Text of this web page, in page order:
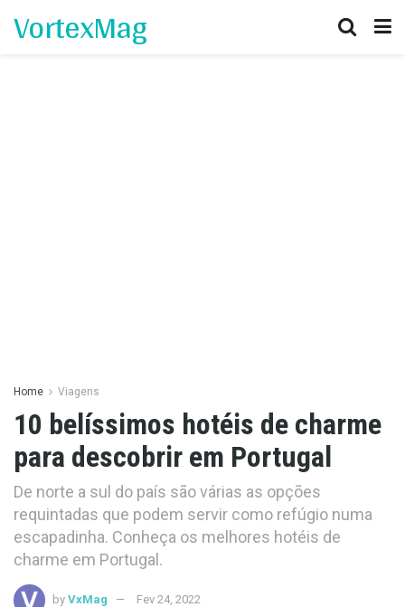
VortexMag
Home Viagens
10 belíssimos hotéis de charme
para descobrir em Portugal
De norte a sul do país são várias as opções
requintadas que podem servir como refúgio numa
escapadinha. Conheça os melhores hotéis de
charme em Portugal.
by VxMag Fev 24, 2022